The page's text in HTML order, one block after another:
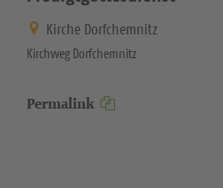
Kirche Dorfchemnitz
Kirchweg Dorfchemnitz
Permalink